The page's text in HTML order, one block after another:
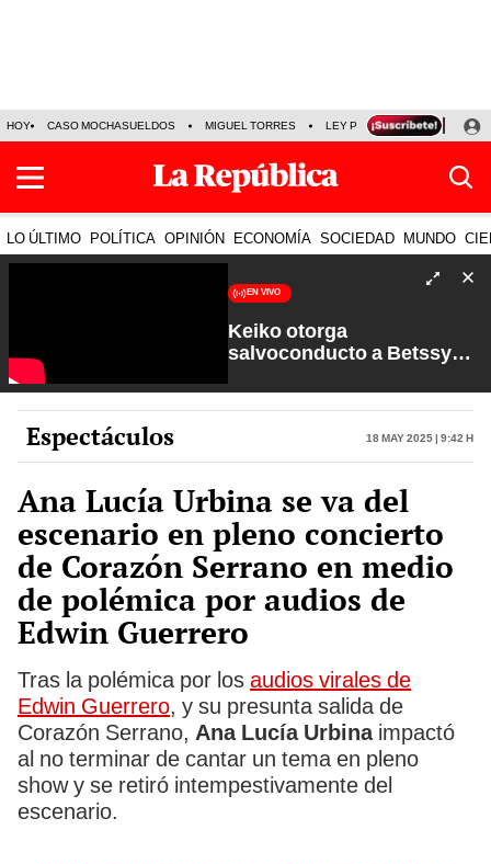
HOY CASO MOCHASUELDOS MIGUEL TORRES LEY PULPÍN PRECIO DEL
LO ÚLTIMO POLÍTICA OPINIÓN ECONOMÍA SOCIEDAD MUNDO
EN VIVO
Keiko otorga
salvoconducto a Betssy
Petroperú | Sin Guion con
Rosa María Palacios
Espectáculos 18 May 2025 | 9:42 h
Ana Lucía Urbina se va del
escenario en pleno concierto
de Corazón Serrano en medio
de polémica por audios de
Edwin Guerrero
Tras la polémica por los audios virales de
Edwin Guerrero, y su presunta salida de
Corazón Serrano, Ana Lucía Urbinaimpactó
al no terminar de cantar un tema en pleno
show y se retiró intempestivamente del
escenario.